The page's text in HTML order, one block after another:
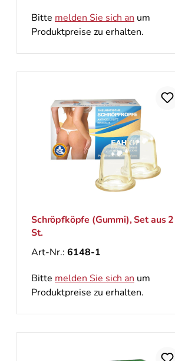
Bitte melden Sie sich an um
Produktpreise zu erhalten.
Schröpfköpfe (Gummi), Set aus 2
St.
Art-Nr.: 6148-1
Bitte melden Sie sich an um
Produktpreise zu erhalten.